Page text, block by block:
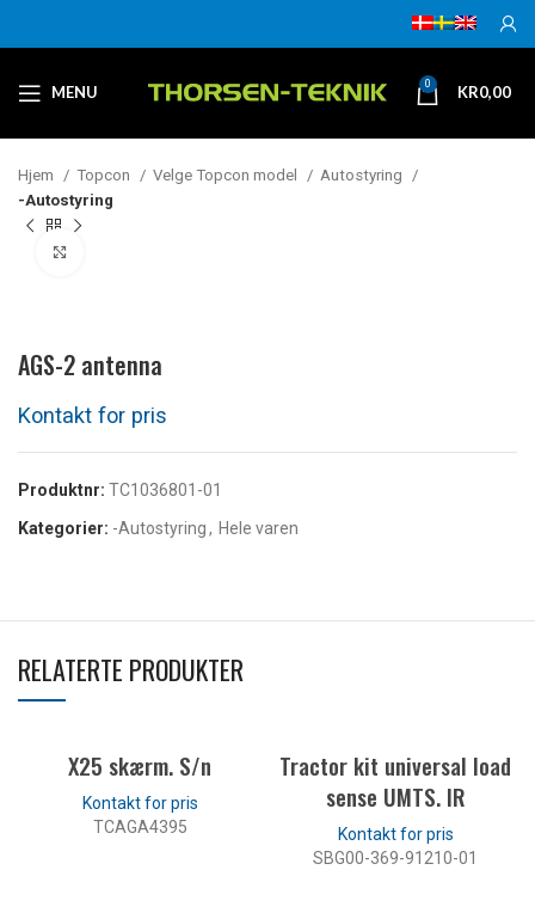
MENU 0 KR0,00
Hjem Topcon Velge Topcon model
Autostyring
-Autostyring
AGS-2 antenna
Produktnr: TC1036801-01
Kategorier: -Autostyring, Hele varen
RELATERTE PRODUKTER
X25 skærm. S/n
TCAGA4395
Tractor kit universal load
sense UMTS. IR
SBG00-369-91210-01